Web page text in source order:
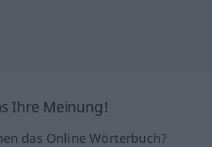
Ihre Meinung!
das Online Wörterbuch?